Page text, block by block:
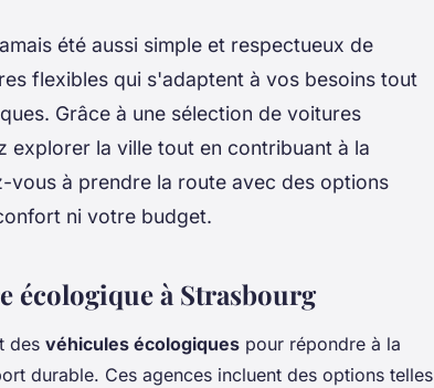
été aussi simple et respectueux de
flexibles qui s'adaptent à vos besoins tout
Grâce à une sélection de voitures
explorer la ville tout en contribuant à la
vous à prendre la route avec des options
ni votre budget.
écologique à Strasbourg
des véhicules écologiques pour répondre à la
durable. Ces agences incluent des options telles